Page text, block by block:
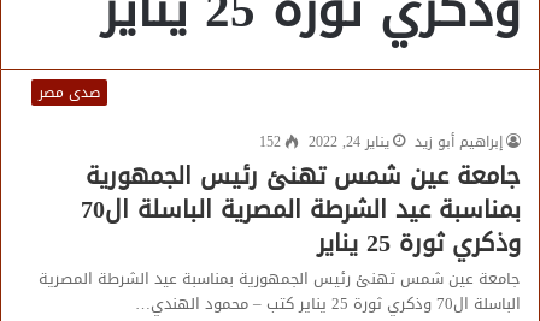
صدى مصر
إبراهيم أبو زيد
يناير 24, 2022 152
جامعة عين شمس تهنئ رئيس الجمهورية
بمناسبة عيد الشرطة المصرية الباسلة ال70
وذكري ثورة 25 يناير
جامعة عين شمس تهنئ رئيس الجمهورية بمناسبة عيد الشرطة المصرية
الباسلة ال70 وذكري ثورة 25 يناير كتب – محمود الهندي…